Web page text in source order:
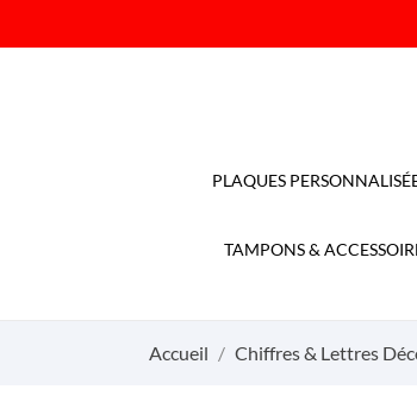
PLAQUES
TAMPONS &
Accueil Chiffres & Lettres